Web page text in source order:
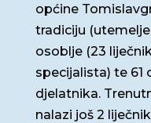
općine
tradiciju
osoblje (23
specijalista) te 61
djelatnika.
nalazi još 2